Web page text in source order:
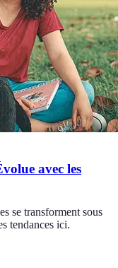
avec les
se transforment sous
tendances ici.